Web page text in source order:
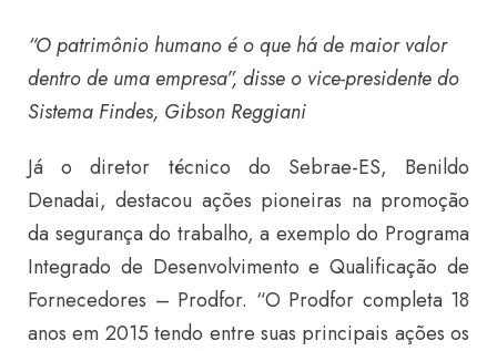
“O patrimônio humano é o que há de maior valor
dentro de uma empresa”, disse o vice-presidente do
Sistema Findes, Gibson Reggiani
Já o diretor técnico do Sebrae-ES, Benildo
Denadai, destacou ações pioneiras na promoção
da segurança do trabalho, a exemplo do Programa
Integrado de Desenvolvimento e Qualificação de
Fornecedores – Prodfor. “O Prodfor completa 18
anos em 2015 tendo entre suas principais ações os